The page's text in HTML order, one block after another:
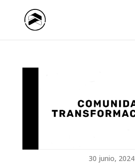
30 junio, 2024